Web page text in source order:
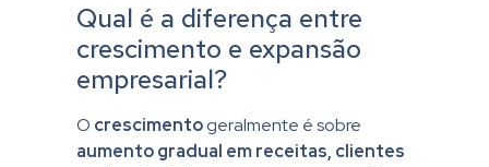
Qual é a diferença entre
crescimento e expansão
empresarial?
O crescimentogeralmente é sobre
aumento gradual em receitas, clientes